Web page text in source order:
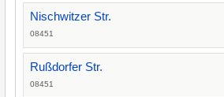
Nischwitzer Str.
08451
Rußdorfer Str.
08451